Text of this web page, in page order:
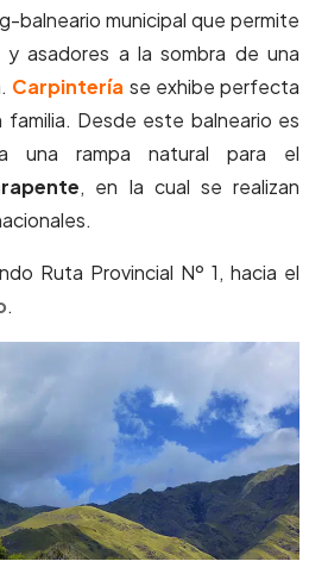
balneario municipal que permite
asadores a la sombra de una
Carpintería se exhibe perfecta
familia. Desde este balneario es
una rampa natural para el
, en la cual se realizan
Ruta Provincial Nº 1, hacia el
.